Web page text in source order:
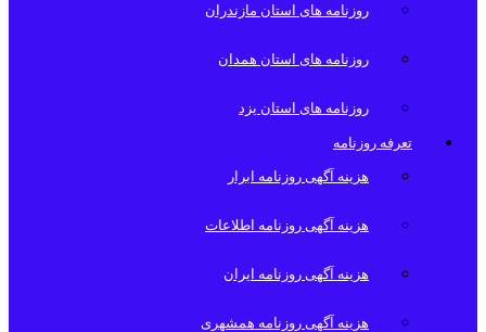
روزنامه های استان مازندران
روزنامه های استان همدان
روزنامه های استان یزد
تعرفه روزنامه
هزینه آگهی روزنامه ابرار
هزینه آگهی روزنامه اطلاعات
هزینه آگهی روزنامه ایران
هزینه آگهی روزنامه همشهری